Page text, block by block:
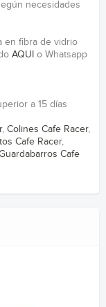
necesidades
en fibra de vidrio
AQUI o Whatsapp
a 15 días
, Colines Cafe Racer,
Cafe Racer,
Cafe